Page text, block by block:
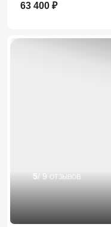
63 400 ₽
5/ 9 отзывов